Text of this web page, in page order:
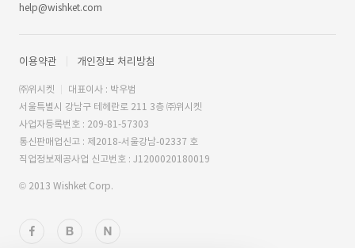
help@wishket.com
이용약관 개인정보 처리방침
㈜위시켓
대표이사 : 박우범
서울특별시 강남구 테헤란로 211 3층 ㈜위시켓
사업자등록번호 : 209-81-57303
통신판매업신고 : 제2018-서울강남-02337 호
직업정보제공사업 신고번호 : J1200020180019
© 2013 Wishket Corp.